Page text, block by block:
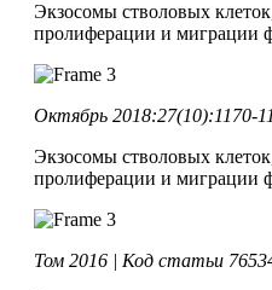
Экзосомы стволовых
пролиферации и миграции
Октябрь 2018:27(10):1170-
Экзосомы стволовых
пролиферации и миграции
Том 2016 | Код статьи